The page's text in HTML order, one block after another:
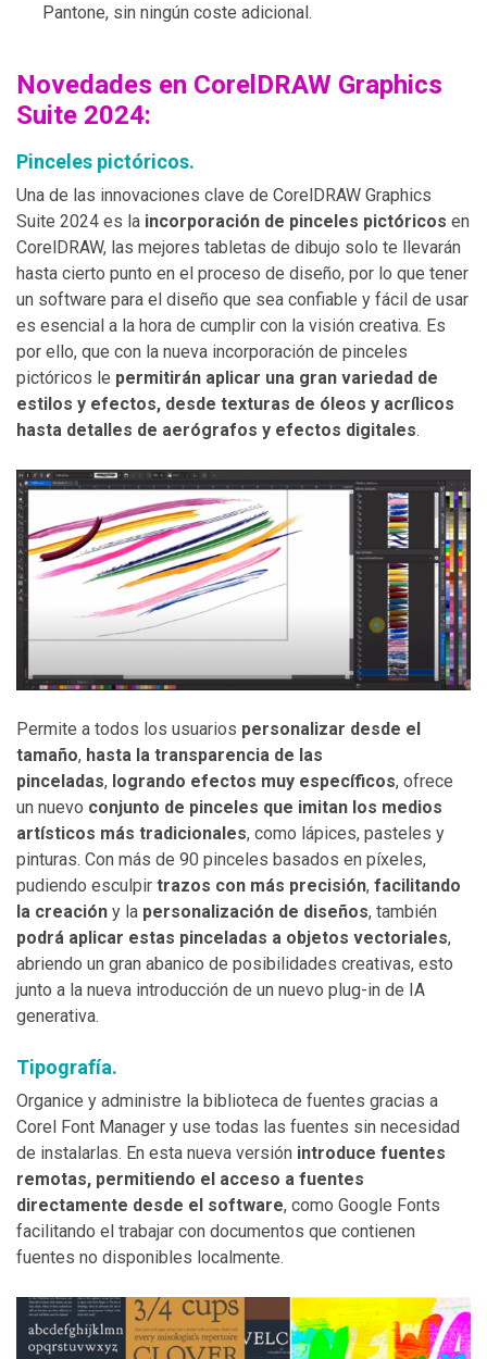
Pantone, sin ningún coste adicional.
Novedades en CorelDRAW Graphics
Suite 2024:
Pinceles pictóricos.
Una de las innovaciones clave de CorelDRAW Graphics
Suite 2024 es la incorporación de pinceles pictóricos en
CorelDRAW, las mejores tabletas de dibujo solo te llevarán
hasta cierto punto en el proceso de diseño, por lo que tener
un software para el diseño que sea confiable y fácil de usar
es esencial a la hora de cumplir con la visión creativa. Es
por ello, que con la nueva incorporación de pinceles
pictóricos le permitirán aplicar una gran variedad de
estilos y efectos, desde texturas de óleos y acrílicos
hasta detalles de aerógrafos y efectos digitales.
Permite a todos los usuarios personalizar desde el
tamaño, hasta la transparencia de las
pinceladas, logrando efectos muy específicos, ofrece
un nuevo conjunto de pinceles que imitan los medios
artísticos más tradicionales, como lápices, pasteles y
pinturas. Con más de 90 pinceles basados en píxeles,
pudiendo esculpir trazos con más precisión, facilitando
la creación y la personalización de diseños, también
podrá aplicar estas pinceladas a objetos vectoriales,
abriendo un gran abanico de posibilidades creativas, esto
junto a la nueva introducción de un nuevo plug-in de IA
generativa.
Tipografía.
Organice y administre la biblioteca de fuentes gracias a
Corel Font Manager y use todas las fuentes sin necesidad
de instalarlas. En esta nueva versión introduce fuentes
remotas, permitiendo el acceso a fuentes
directamente desde el software, como Google Fonts
facilitando el trabajar con documentos que contienen
fuentes no disponibles localmente.